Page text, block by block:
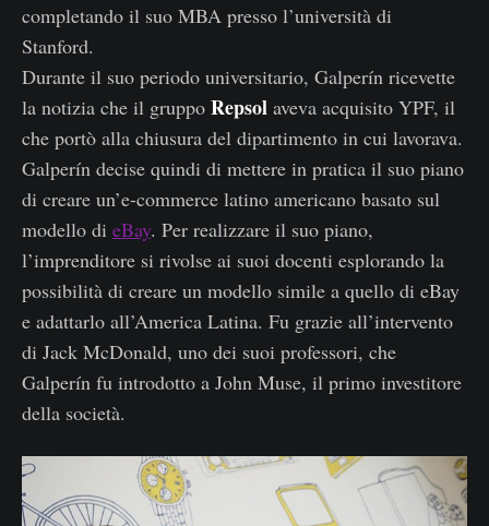
completando il suo MBA presso l’università di
Stanford.
Durante il suo periodo universitario, Galperín ricevette
la notizia che il gruppo Repsol aveva acquisito YPF, il
che portò alla chiusura del dipartimento in cui lavorava.
Galperín decise quindi di mettere in pratica il suo piano
di creare un’e-commerce latino americano basato sul
modello di eBay. Per realizzare il suo piano,
l’imprenditore si rivolse ai suoi docenti esplorando la
possibilità di creare un modello simile a quello di eBay
e adattarlo all’America Latina. Fu grazie all’intervento
di Jack McDonald, uno dei suoi professori, che
Galperín fu introdotto a John Muse, il primo investitore
della società.